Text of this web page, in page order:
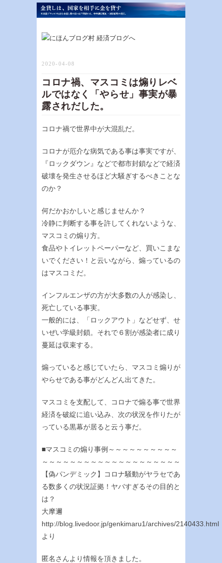
2020-04-08
コロナ禍、マスコミは煽りレベ
ルではなく「やらせ」事実が暴
露されだした。
コロナ禍で世界中が大混乱だ。
コロナが厄介な病気である事は事実ですが、
『ロックダウン』などで都市封鎖などで経済
破壊を発生させるほど大騒ぎするべきことな
のか？
何だかおかしいと感じませんか？
冷静に判断する事を許してくれないような、
マスコミの煽り方。
食品やトイレットペーパーなど、買いこまな
いでください！と云いながら、煽っているの
はマスコミだ。
インフルエンザの方が大多数の人が感染し、
死亡している事実。
一般的には、「ロックアウト」などせず、せ
いぜい学級封鎖。それで６割が感染者に成り
蔓延は収束する。
煽っていると感じていたら、マスコミ煽りが
やらせである事がどんどん出てきた。
マスコミを支配して、コロナで煽る事で世界
経済を破綻に追い込み、次の状況を作りたが
っている黒幕が居ると云う事だ。
■マスコミの煽り事例～～～～～～～～～～
～～～～～～～～～～～～～～～～～～～～
【偽パンデミック】コロナ騒動がヤラセであ
る数多くの状況証拠！ヤバすぎるその目的と
は？
大摩邇
http://blog.livedoor.jp/genkimaru1/archives/
より
匿名さんより情報を頂きました。